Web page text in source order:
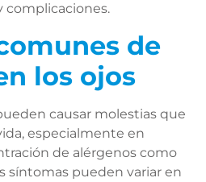
complicaciones.
de
los ojos
causar molestias que
especialmente en
de alérgenos como
síntomas pueden variar en